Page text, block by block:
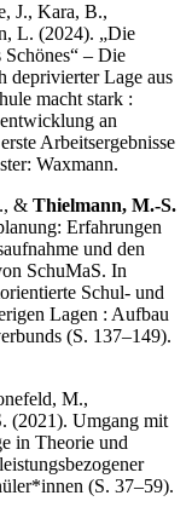
J., Kara, B.,
L. (2024). „Die
– Die
deprivierter Lage aus
macht stark :
an
Arbeits­ergebnisse
Waxmann.
& Thielmann, M.-S.
Erfahrungen
und den
SchuMaS. In
Schul- und
Lagen : Aufbau
(S. 137–149).
M.,
(2021). Umgang mit
in Theorie und
(S. 37–59).